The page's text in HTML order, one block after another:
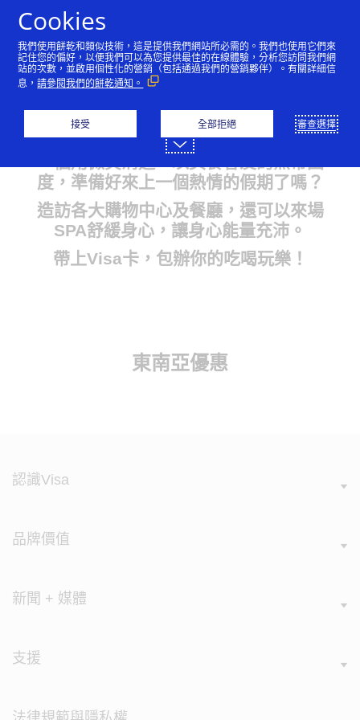
曼谷 倫敦 紐約 巴黎 首爾 新加坡
東南亞
度，準備好來上一個熱情的假期了嗎？
造訪各大購物中心及餐廳，還可以來場
SPA舒緩身心，讓身心能量充沛。
帶上Visa卡，包辦你的吃喝玩樂！
東南亞優惠
認識Visa
品牌價值
新聞 + 媒體
支援
Cookies
我們使用餅乾和類似技術，這是提供我們網站所必需的。我們也使用它們來
記住您的偏好，以便我們可以為您提供最佳的在線體驗，分析您訪問我們網
站的次數，並啟用個性化的營銷（包括通過我們的營銷夥伴）。有關詳細信
息，請參閱我們的餅乾通知。
接受 全部拒絕 審查選擇